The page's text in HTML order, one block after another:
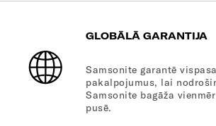
GLOBĀLĀ GARANTIJA
Samsonite garantē
pakalpojumus, lai
Samsonite bagāža
pusē.